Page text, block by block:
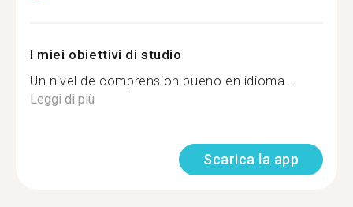
I miei obiettivi di studio
Un nivel de comprension bueno en idioma...
Leggi di più
Scarica la app